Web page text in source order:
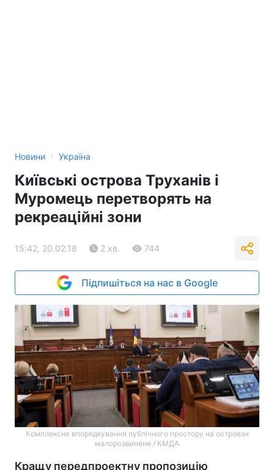
Новини › Україна
Київські острова Труханів і
Муромець перетворять на
рекреаційні зони
15:42, 20.02.18 2 хв. 744
Підпишіться на нас в Google
Комплексне впорядкування публічного простору на островах
малорозвинене / КМДА
Кращу передпроектну пропозицію